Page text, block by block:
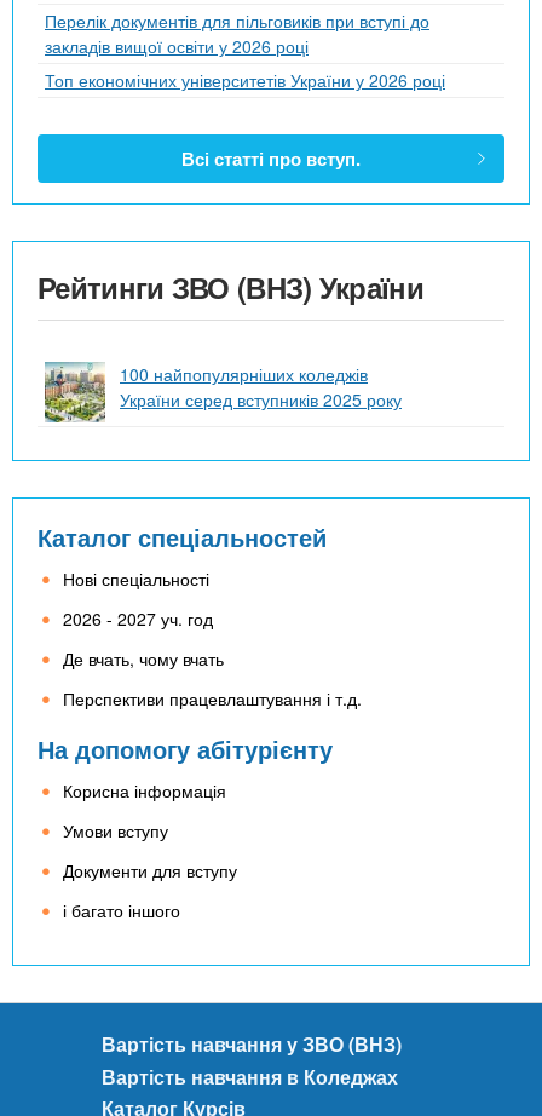
Перелік документів для пільговиків при вступі до
закладів вищої освіти у 2026 році
Топ економічних університетів України у 2026 році
Всі статті про вступ.
Рейтинги ЗВО (ВНЗ) України
100 найпопулярніших коледжів
України серед вступників 2025 року
Каталог спеціальностей
Нові спеціальності
2026 - 2027 уч. год
Де вчать, чому вчать
Перспективи працевлаштування і т.д.
На допомогу абітурієнту
Корисна інформація
Умови вступу
Документи для вступу
і багато іншого
Вартість навчання у ЗВО (ВНЗ)
Вартість навчання в Коледжах
Каталог Курсів